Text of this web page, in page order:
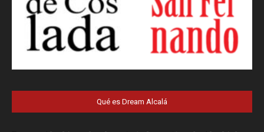
Qué es Dream Alcalá